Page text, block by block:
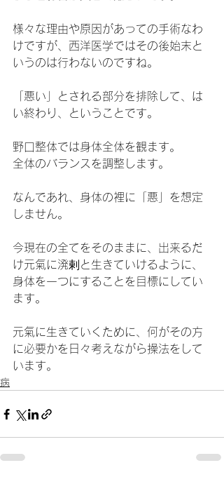
様々な理由や原因があっての手術なわ
けですが、西洋医学ではその後始末と
いうのは行わないのですね。
「悪い」とされる部分を排除して、は
い終わり、ということです。
野口整体では身体全体を観ます。
全体のバランスを調整します。
なんであれ、身体の裡に「悪」を想定
しません。
今現在の全てをそのままに、出来るだ
け元氣に溌剌と生きていけるように、
身体を一つにすることを目標にしてい
ます。
元氣に生きていくために、何がその方
に必要かを日々考えながら操法をして
います。
病